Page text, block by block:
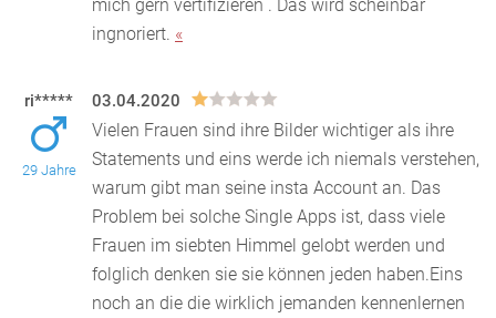
mich gern vertifizieren . Das wird scheinbar
ingnoriert. «
ri*****
29 Jahre
03.04.2020
Vielen Frauen sind ihre Bilder wichtiger als ihre
Statements und eins werde ich niemals verstehen,
warum gibt man seine insta Account an. Das
Problem bei solche Single Apps ist, dass viele
Frauen im siebten Himmel gelobt werden und
folglich denken sie sie können jeden haben.Eins
noch an die die wirklich jemanden kennenlernen